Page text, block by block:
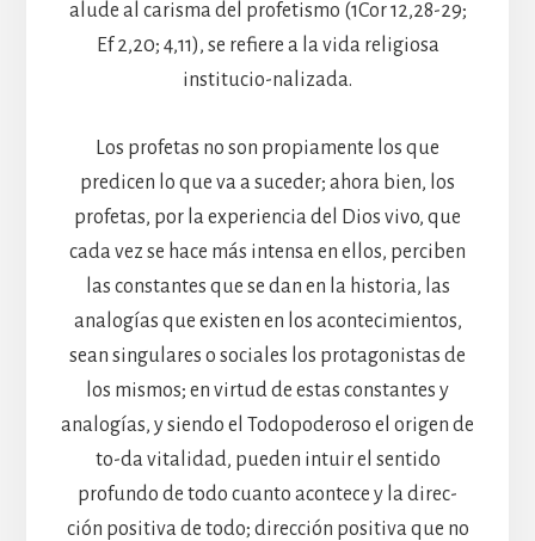
alude al carisma del profetismo (1Cor 12,28-29;
Ef 2,20; 4,11), se refiere a la vida religiosa
institucio-nalizada.
Los profetas no son propiamente los que
predicen lo que va a suceder; ahora bien, los
profetas, por la experiencia del Dios vivo, que
cada vez se hace más intensa en ellos, perciben
las constantes que se dan en la historia, las
analogías que existen en los acontecimientos,
sean singulares o sociales los protagonistas de
los mismos; en virtud de estas constantes y
analogías, y siendo el Todopoderoso el origen de
to-da vitalidad, pueden intuir el sentido
profundo de todo cuanto acontece y la direc-
ción positiva de todo; dirección positiva que no